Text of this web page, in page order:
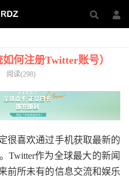
如何注册Twitter账号）
阅读(298)
很喜欢通过手机获取最新的
Twitter作为全球最大的新闻
前所未有的信息交流和娱乐